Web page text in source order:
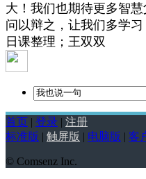
大！我们也期待更多智
问以辩之，让我们多学
日课整理；王双双
首页 | 登录 | 注册
标准版 | 触屏版 | 电脑版 | 客
© Comsenz Inc.